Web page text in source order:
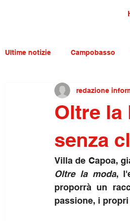
Ultime notizie Campobasso
Economia e lavoro
Oltre la
senza
redazione
Oltre la moda,
proporrà un
passione, i